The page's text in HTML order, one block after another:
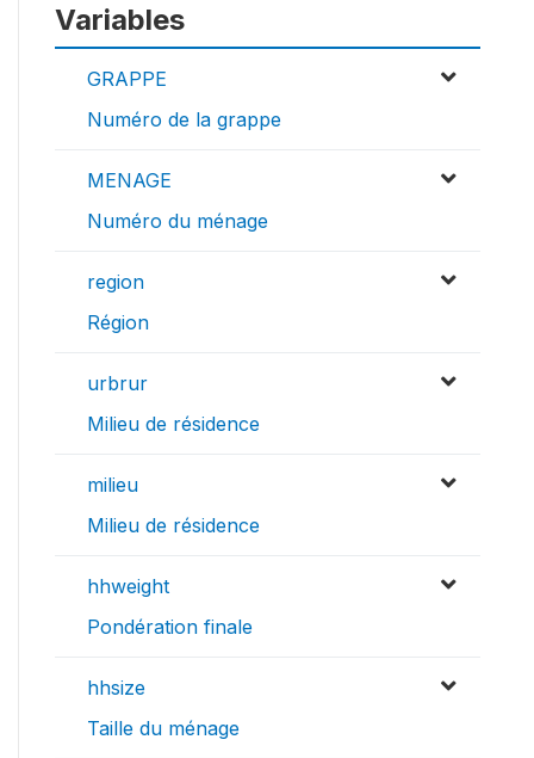
Variables
GRAPPE
Numéro de la grappe
MENAGE
Numéro du ménage
region
Région
urbrur
Milieu de résidence
milieu
Milieu de résidence
hhweight
Pondération finale
hhsize
Taille du ménage